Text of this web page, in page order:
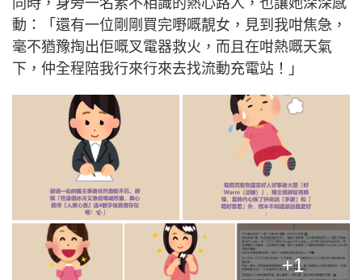
動：「還有一位剛剛買完嘢嘅靚女，見到我咁焦急，
毫不猶豫掏出佢嘅叉電器救火，而且在咁熱嘅天氣
下，仲全程陪我行來行來去找流動充電站！」
+1